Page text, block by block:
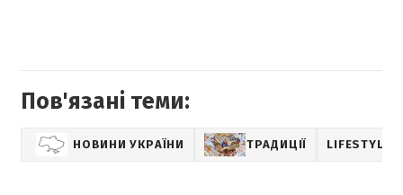
Пов'язані теми:
НОВИНИ УКРАЇНИ ТРАДИЦІЇ LIFESTYLE